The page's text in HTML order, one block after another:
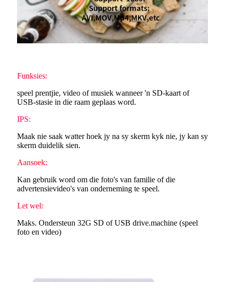
Funksies:
speel prentjie, video of musiek wanneer 'n SD-kaart of
USB-stasie in die raam geplaas word.
IPS:
Maak nie saak watter hoek jy na sy skerm kyk nie, jy kan sy
skerm duidelik sien.
Aansoek:
Kan gebruik word om die foto's van familie of die
advertensievideo's van onderneming te speel.
Let wel:
Maks. Ondersteun 32G SD of USB drive.machine (speel
foto en video)